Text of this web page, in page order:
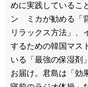
めに実践しているこ
ン ミカが勧める「
リラックス方法」、
するための韓国マス
いる「最強の保湿剤
お届け。君島は「効